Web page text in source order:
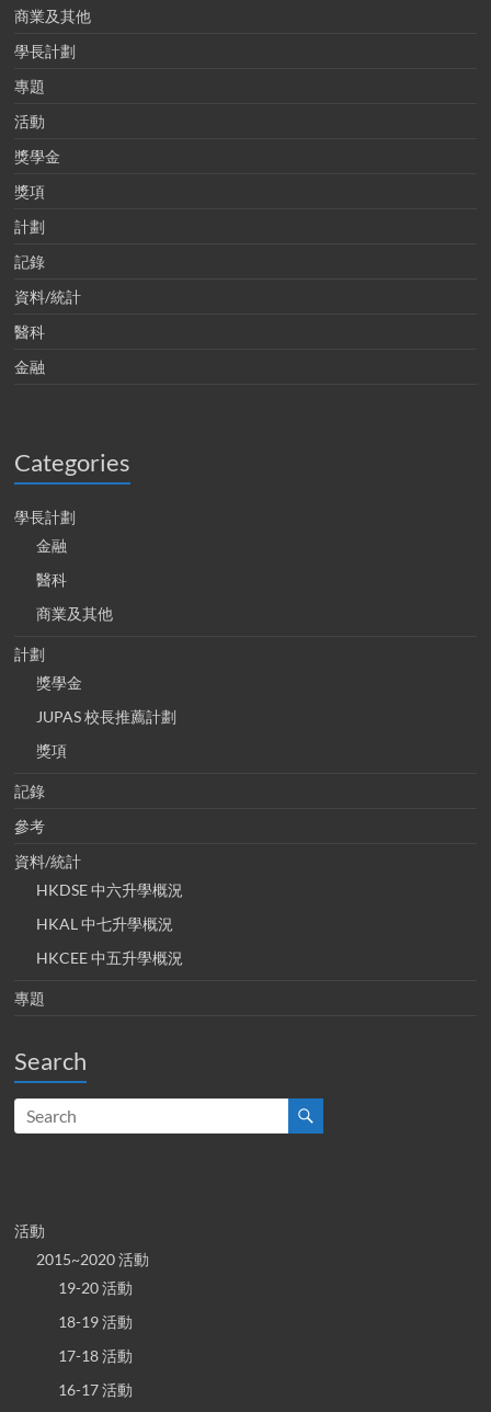
商業及其他
學長計劃
專題
活動
獎學金
獎項
計劃
記錄
資料/統計
醫科
金融
Categories
學長計劃
金融
醫科
商業及其他
計劃
獎學金
JUPAS 校長推薦計劃
獎項
記錄
參考
資料/統計
HKDSE 中六升學概況
HKAL 中七升學概況
HKCEE 中五升學概況
專題
Search
活動
2015~2020 活動
19-20 活動
18-19 活動
17-18 活動
16-17 活動